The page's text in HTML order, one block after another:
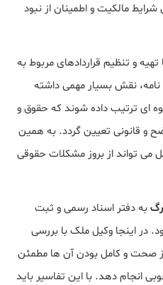
مالکیت و اطمینان از نبود
و تنظیم قراردادهای مربوط به
نامه، نقش بسیار مهمی داشته
ای ترتیب داده شوند که حقوق و
و قانونی تعیین گردد. به همین
می تواند از بروز مشکلات حقوقی
به دفتر اسناد رسمی و ثبت
در اینجا وکیل ملک با بررسی
از صحت و کامل بودن آن ها مطمئن
انجام دهد. با این تفاسیر باید